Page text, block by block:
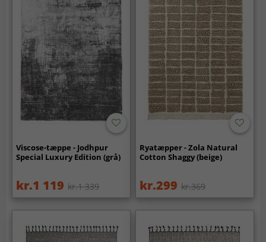
Viscose-tæppe - Jodhpur
Special Luxury Edition (grå)
kr.1 119 kr.1 339
Ryatæpper - Zola Natural
Cotton Shaggy (beige)
kr.299 kr.369